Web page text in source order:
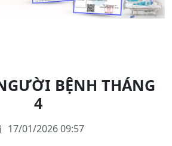
BỆNH THÁNG
4
17/01/2026 09:57